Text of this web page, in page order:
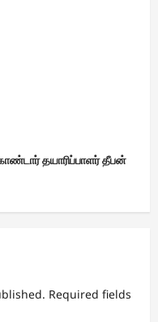
தயாரிப்பாளர் தீபன்
Required fields